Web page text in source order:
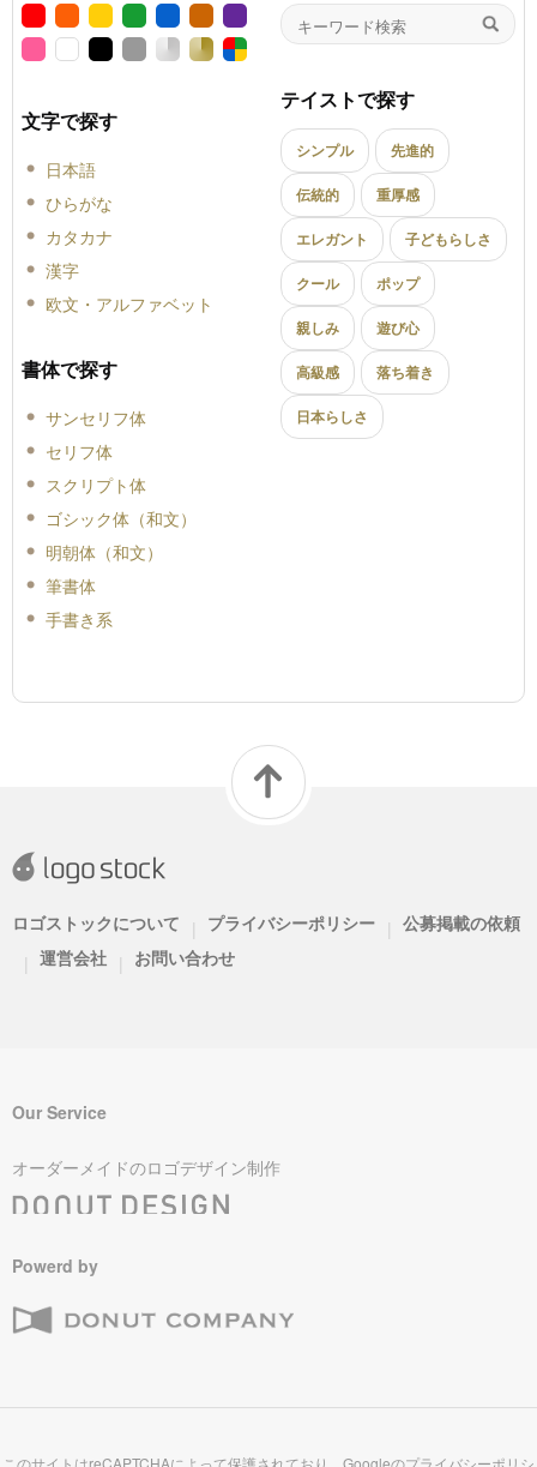
文字で探す
日本語
ひらがな
カタカナ
漢字
欧文・アルファベット
書体で探す
サンセリフ体
セリフ体
スクリプト体
ゴシック体（和文）
明朝体（和文）
筆書体
手書き系
テイストで探す
シンプル 先進的
伝統的 重厚感
エレガント 子どもらしさ
クール ポップ
親しみ 遊び心
高級感 落ち着き
日本らしさ
ロゴストックについて | プライバシーポリシー | 公募掲載の依頼
| 運営会社 | お問い合わせ
Our Service
オーダーメイドのロゴデザイン制作
Powerd by
このサイトはreCAPTCHAによって保護されており、Googleのプライバシーポリシ